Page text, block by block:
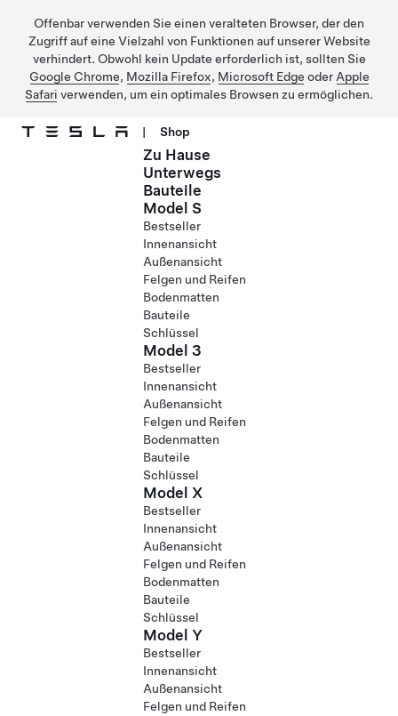
Offenbar verwenden Sie einen veralteten Browser, der den
Zugriff auf eine Vielzahl von Funktionen auf unserer Website
verhindert. Obwohl kein Update erforderlich ist, sollten Sie
Google Chrome, Mozilla Firefox, Microsoft Edge oder Apple
Safari verwenden, um ein optimales Browsen zu ermöglichen.
| Shop
Zu Hause
Unterwegs
Bauteile
Model S
Bestseller
Innenansicht
Außenansicht
Felgen und Reifen
Bodenmatten
Bauteile
Schlüssel
Model 3
Bestseller
Innenansicht
Außenansicht
Felgen und Reifen
Bodenmatten
Bauteile
Schlüssel
Model X
Bestseller
Innenansicht
Außenansicht
Felgen und Reifen
Bodenmatten
Bauteile
Schlüssel
Model Y
Bestseller
Innenansicht
Außenansicht
Felgen und Reifen